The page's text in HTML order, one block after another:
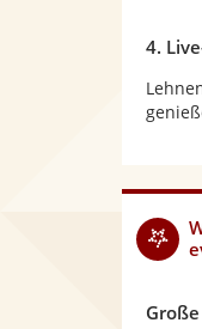
4.